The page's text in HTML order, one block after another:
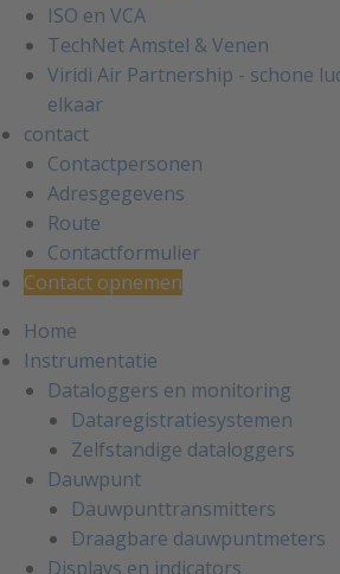
ISO en VCA
TechNet Amstel & Venen
Viridi Air Partnership - schone
elkaar
contact
Contactpersonen
Adresgegevens
Route
Contactformulier
Contact opnemen
Home
Instrumentatie
Dataloggers en monitoring
Dataregistratiesystemen
Zelfstandige dataloggers
Dauwpunt
Dauwpunttransmitters
Draagbare dauwpuntmeters
Displays en indicators